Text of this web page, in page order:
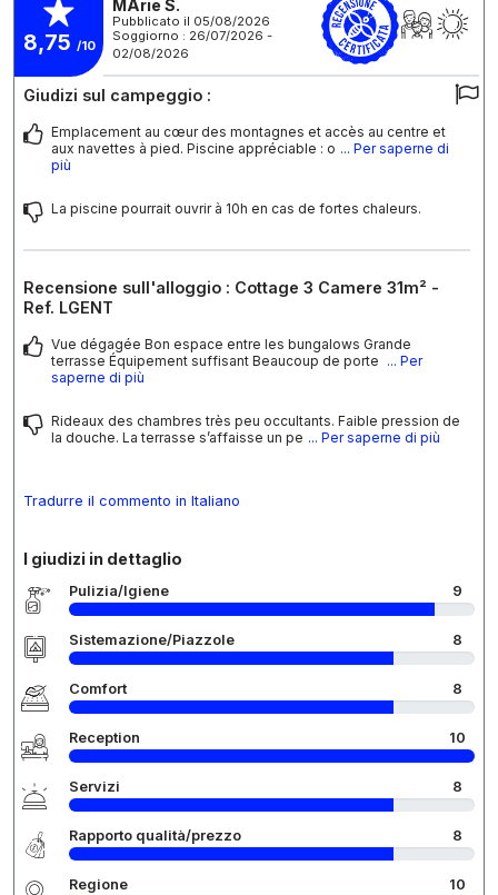
8,75 /10
MArie S.
Pubblicato il 05/08/2026
Soggiorno : 26/07/2026 -
02/08/2026
Giudizi sul campeggio :
Emplacement au cœur des montagnes et accès au centre et
aux navettes à pied. Piscine appréciable : o ... Per saperne di
più
La piscine pourrait ouvrir à 10h en cas de fortes chaleurs.
Recensione sull'alloggio : Cottage 3 Camere 31m² -
Ref. LGENT
Vue dégagée Bon espace entre les bungalows Grande
terrasse Équipement suffisant Beaucoup de porte ... Per
saperne di più
Rideaux des chambres très peu occultants. Faible pression de
la douche. La terrasse s’affaisse un pe ... Per saperne di più
Tradurre il commento in Italiano
I giudizi in dettaglio
Pulizia/Igiene 9
Sistemazione/Piazzole 8
Comfort 8
Reception 10
Servizi 8
Rapporto qualità/prezzo 8
Regione 10